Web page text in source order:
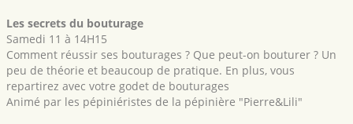
Les secrets du bouturage
Samedi 11 à 14H15
Comment réussir ses bouturages ? Que peut-on bouturer ? Un
peu de théorie et beaucoup de pratique. En plus, vous
repartirez avec votre godet de bouturages
Animé par les pépiniéristes de la pépinière "Pierre&Lili"